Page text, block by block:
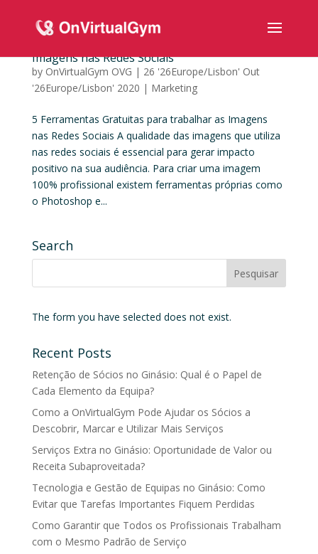
Imagens nas Redes Sociais
by OnVirtualGym OVG | 26 '26Europe/Lisbon' Out
'26Europe/Lisbon' 2020 | Marketing
5 Ferramentas Gratuitas para trabalhar as Imagens
nas Redes Sociais A qualidade das imagens que utiliza
nas redes sociais é essencial para gerar impacto
positivo na sua audiência. Para criar uma imagem
100% profissional existem ferramentas próprias como
o Photoshop e...
Search
The form you have selected does not exist.
Recent Posts
Retenção de Sócios no Ginásio: Qual é o Papel de
Cada Elemento da Equipa?
Como a OnVirtualGym Pode Ajudar os Sócios a
Descobrir, Marcar e Utilizar Mais Serviços
Serviços Extra no Ginásio: Oportunidade de Valor ou
Receita Subaproveitada?
Tecnologia e Gestão de Equipas no Ginásio: Como
Evitar que Tarefas Importantes Fiquem Perdidas
Como Garantir que Todos os Profissionais Trabalham
com o Mesmo Padrão de Serviço